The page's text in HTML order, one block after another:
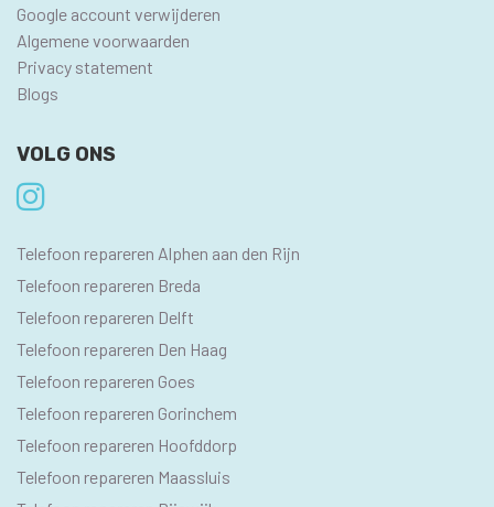
Google account verwijderen
Algemene voorwaarden
Privacy statement
Blogs
VOLG ONS
SEO
PAGINA'S
Telefoon repareren Alphen aan den Rijn
Telefoon repareren Breda
Telefoon repareren Delft
Telefoon repareren Den Haag
Telefoon repareren Goes
Telefoon repareren Gorinchem
Telefoon repareren Hoofddorp
Telefoon repareren Maassluis